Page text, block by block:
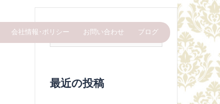
会社情報･ポリシー お問い合わせ ブログ
検
索:
最近の投稿